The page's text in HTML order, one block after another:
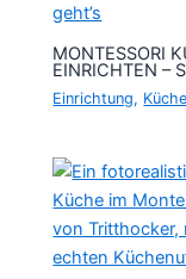
MONTESSORI
EINRICHTEN –
Einrichtung, Küche